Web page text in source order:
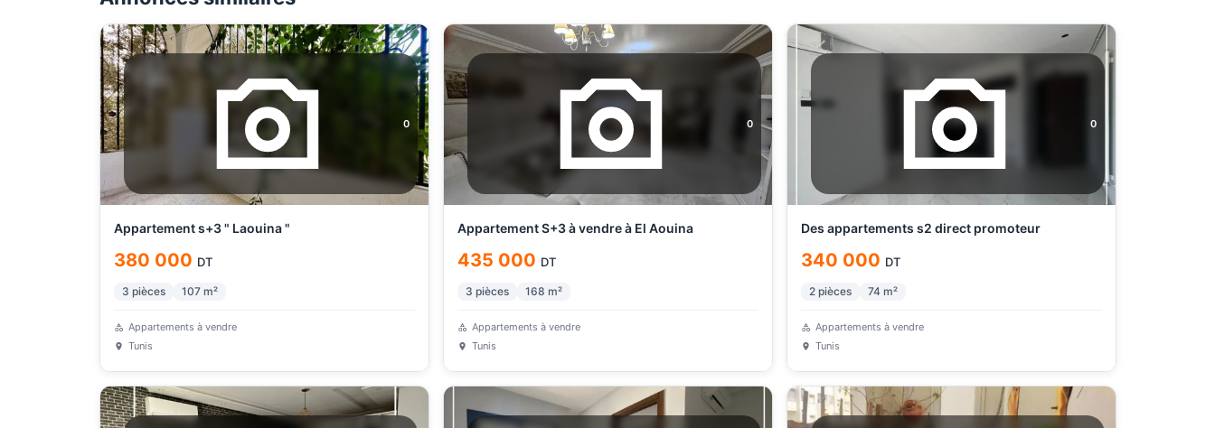
0
Appartement s+3 " Laouina "
380 000 DT
3 pièces 107m²
Appartements à vendre
Tunis
0
Appartement S+3 à vendre à El Aouina
435 000 DT
3 pièces 168 m²
Appartements à vendre
Tunis
0
Des appartements s2 direct promoteur
340 000 DT
2 pièces 74m²
Appartements à vendre
Tunis